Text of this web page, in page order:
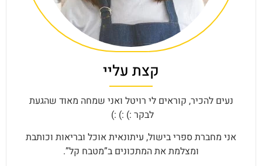
קצת עליי
נעים להכיר, קוראים לי רויטל ואני שמחה מאוד שהגעת
לבקר :) :) :)
אני מחברת ספרי בישול, עיתונאית אוכל ובריאות וכותבת
ומצלמת את המתכונים ב”מטבח קל”.